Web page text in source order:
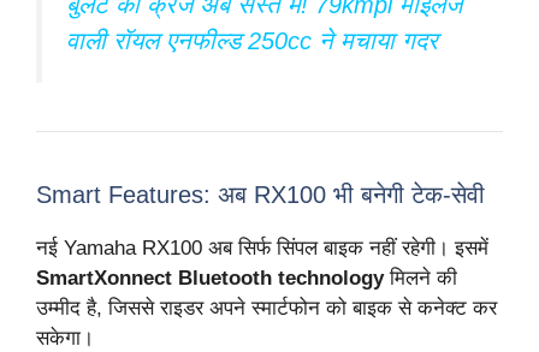
वाली रॉयल एनफील्ड 250cc ने मचाया गदर
Smart Features: अब RX100 भी बनेगी टेक-सेवी
नई Yamaha RX100 अब सिर्फ सिंपल बाइक नहीं रहेगी। इसमें
SmartXonnect Bluetooth technologyमिलने की
उम्मीद है, जिससे राइडर अपने स्मार्टफोन को बाइक से कनेक्ट कर
सकेगा।